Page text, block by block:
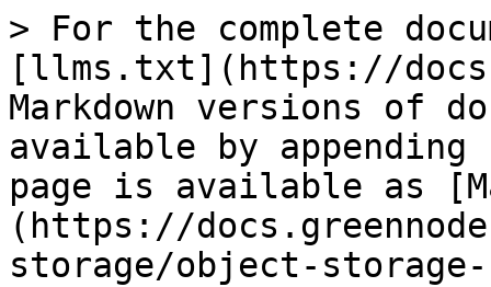
> For the complete
[llms.txt](https://
Markdown versions of
available by
page is available as
(https://
storage/object-